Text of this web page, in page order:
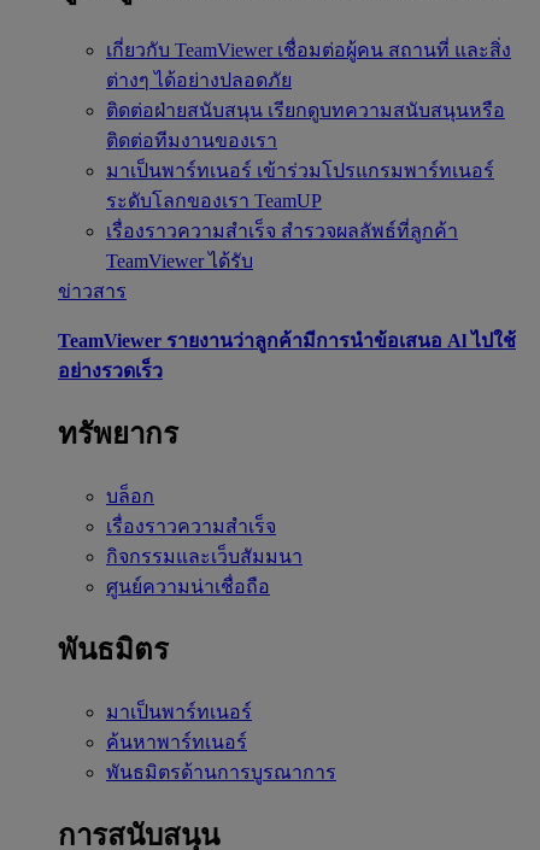
เกี่ยวกับ TeamViewer เชื่อมต่อผู้คน สถานที่ และสิ่ง
ต่างๆ ได้อย่างปลอดภัย
ติดต่อฝ่ายสนับสนุน เรียกดูบทความสนับสนุนหรือ
ติดต่อทีมงานของเรา
มาเป็นพาร์ทเนอร์ เข้าร่วมโปรแกรมพาร์ทเนอร์
ระดับโลกของเรา TeamUP
เรื่องราวความสำเร็จ สำรวจผลลัพธ์ที่ลูกค้า
TeamViewer ได้รับ
ข่าวสาร
TeamViewer รายงานว่าลูกค้ามีการนำข้อเสนอ Al ไปใช้
อย่างรวดเร็ว
ทรัพยากร
บล็อก
เรื่องราวความสำเร็จ
กิจกรรมและเว็บสัมมนา
ศูนย์ความน่าเชื่อถือ
พันธมิตร
มาเป็นพาร์ทเนอร์
ค้นหาพาร์ทเนอร์
พันธมิตรด้านการบูรณาการ
การสนับสนุน